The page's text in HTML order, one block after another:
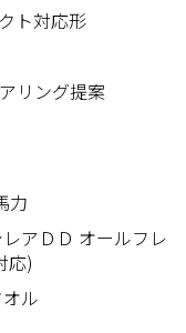
ト対応形
リング提案
力
アＤＤ オールフレ
応)
ル